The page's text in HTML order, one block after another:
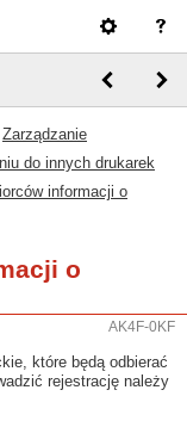
Zarządzanie
do innych drukarek
informacji o
o
AK4F-0KF
które będą odbierać
rejestrację należy